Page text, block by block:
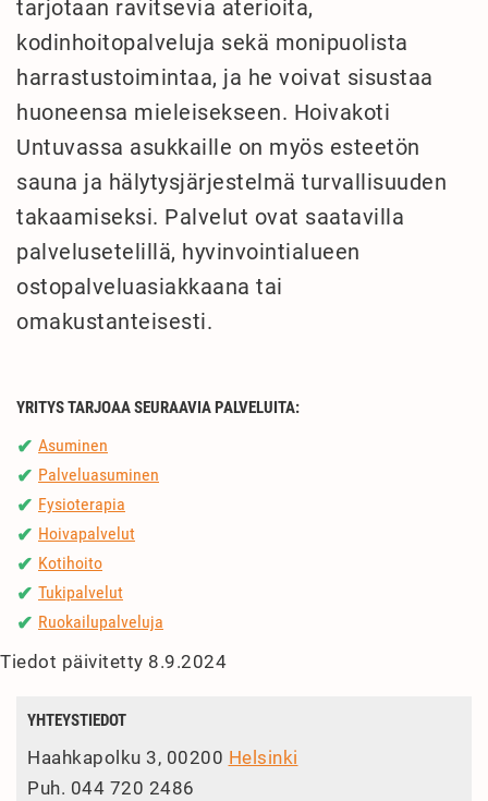
tarjotaan ravitsevia aterioita,
kodinhoitopalveluja sekä monipuolista
harrastustoimintaa, ja he voivat sisustaa
huoneensa mieleisekseen. Hoivakoti
Untuvassa asukkaille on myös esteetön
sauna ja hälytysjärjestelmä turvallisuuden
takaamiseksi. Palvelut ovat saatavilla
palvelusetelillä, hyvinvointialueen
ostopalveluasiakkaana tai
omakustanteisesti.
YRITYS TARJOAA SEURAAVIA PALVELUITA:
✔ Asuminen
✔ Palveluasuminen
✔ Fysioterapia
✔ Hoivapalvelut
✔ Kotihoito
✔ Tukipalvelut
✔ Ruokailupalveluja
Tiedot päivitetty 8.9.2024
YHTEYSTIEDOT
Haahkapolku 3, 00200 Helsinki
Puh. 044 720 2486